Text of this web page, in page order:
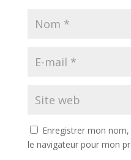
Enregistrer mon
le navigateur pour mon